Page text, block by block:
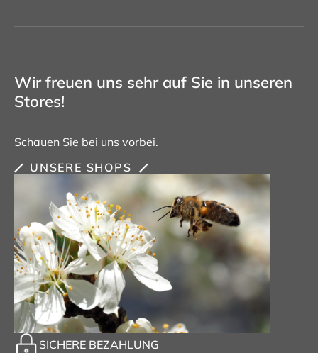
Wir freuen uns sehr auf Sie in unseren
Stores!
Schauen Sie bei uns vorbei.
UNSERE SHOPS
SICHERE BEZAHLUNG